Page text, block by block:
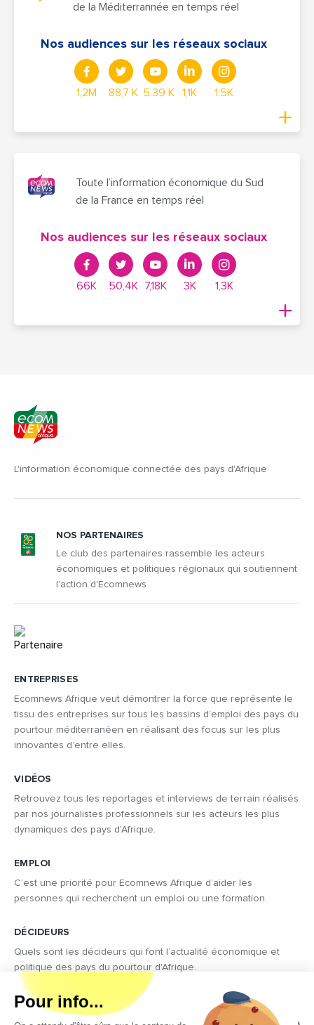
de la Méditerrannée en temps réel
Nos audiences sur les réseaux sociaux
1,2M 88,7 K 5.39 K 1,1K 1.5K
Toute l’information économique du Sud
de la France en temps réel
Nos audiences sur les réseaux sociaux
66K 50,4K 7,18K 3K 1,3K
L'information économique connectée des pays d'Afrique
ENTREPRISES
Ecomnews Afrique veut démontrer la force que représente le
tissu des entreprises sur tous les bassins d’emploi des pays du
pourtour méditerranéen en réalisant des focus sur les plus
innovantes d’entre elles.
VIDÉOS
Retrouvez tous les reportages et interviews de terrain réalisés
par nos journalistes professionnels sur les acteurs les plus
dynamiques des pays d'Afrique.
EMPLOI
C’est une priorité pour Ecomnews Afrique d’aider les
personnes qui recherchent un emploi ou une formation.
DÉCIDEURS
Quels sont les décideurs qui font l’actualité économique et
politique des pays du pourtour d'Afrique.
NOS PARTENAIRES
Le club des partenaires rassemble les acteurs
économiques et politiques régionaux qui soutiennent
l'action d'Ecomnews